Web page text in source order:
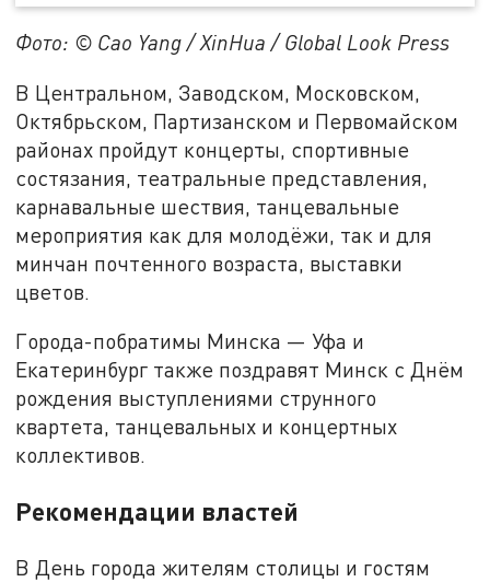
Фото: © Cao Yang / XinHua / Global Look Press
В Центральном, Заводском, Московском,
Октябрьском, Партизанском и Первомайском
районах пройдут концерты, спортивные
состязания, театральные представления,
карнавальные шествия, танцевальные
мероприятия как для молодёжи, так и для
минчан почтенного возраста, выставки
цветов.
Города-побратимы Минска — Уфа и
Екатеринбург также поздравят Минск с Днём
рождения выступлениями струнного
квартета, танцевальных и концертных
коллективов.
Рекомендации властей
В День города жителям столицы и гостям